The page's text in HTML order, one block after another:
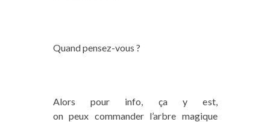
Quand pensez-vous ?
Alors pour info, ça y est,
on peux commander l’arbre magique